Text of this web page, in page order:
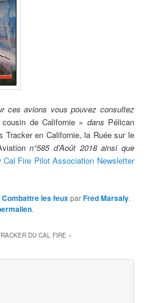
ces avions vous pouvez consultez
de Californie » dans Pélican
Tracker en Californie, la Ruée sur le
n°585 d’Août 2018 ainsi que
Cal Fire Pilot Association Newsletter
Combattre les feuxparFred Marsaly.
.
DU CAL FIRE »